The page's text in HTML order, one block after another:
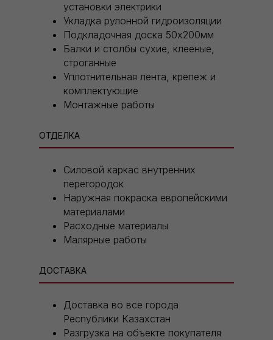
установки электрики
Укладка рулонной гидроизоляции
Подкладочная доска 50х200мм
Балки и столбы сухие, клееные,
строганные
Уплотнительная лента, крепеж и
комплектующие
Монтажные работы
ОТДЕЛКА
Силовой каркас внутренних
перегородок
Наружная покраска европейскими
материалами
Расходные материалы
Малярные работы
ДОСТАВКА
Доставка во все города
Республики Казахстан
Разгрузка на объекте покупателя